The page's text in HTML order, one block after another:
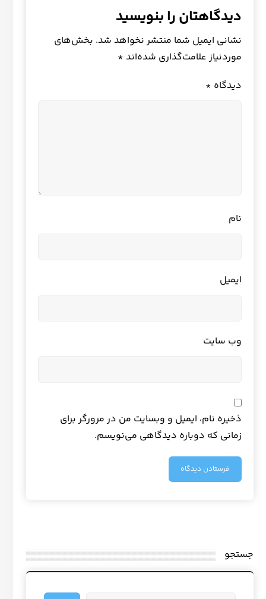
دیدگاهتان را بنویسید
نشانی ایمیل شما منتشر نخواهد شد. بخش‌های
موردنیاز علامت‌گذاری شده‌اند *
دیدگاه *
نام
ایمیل
وب‌ سایت
ذخیره نام، ایمیل و وبسایت من در مرورگر برای
زمانی که دوباره دیدگاهی می‌نویسم.
جستجو